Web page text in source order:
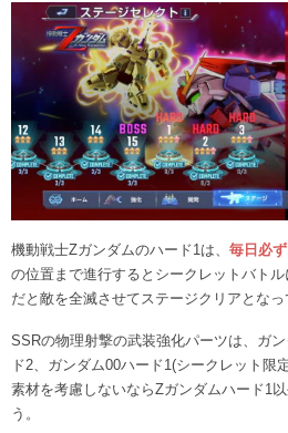
機動戦士Zガンダムのハード1は、 毎日必
の位置まで進行するとシークレットバト
だと敵を全滅させてステージクリアとなっ
SSRの物理射撃の武装強化パーツは、ガ
ド2、ガンダム00ハード1(シークレット限
素材を考慮しないならZガンダムハード1
う。